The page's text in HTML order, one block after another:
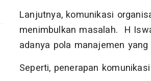
Lanjutnya, komunikasi
menimbulkan masalah. H
adanya pola manajemen yang
Seperti, penerapan